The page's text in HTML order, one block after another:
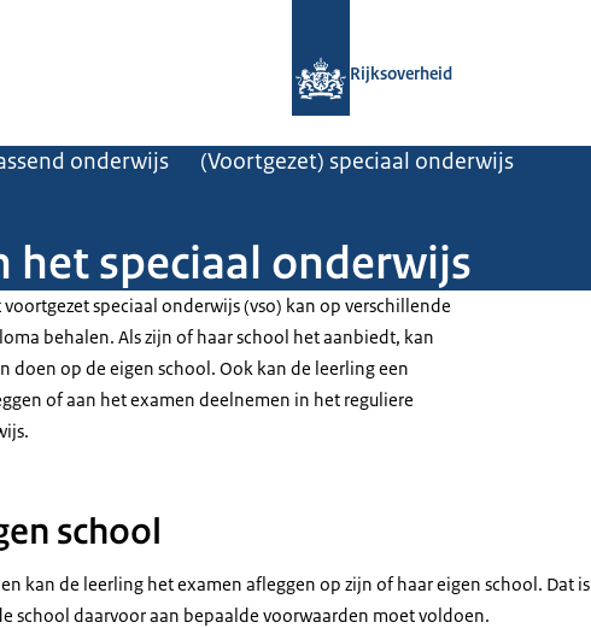
Rijksoverheid
onderwijs (Voortgezet) speciaal onderwijs
het speciaal onderwijs
speciaal onderwijs (vso) kan op verschillende
behalen. Als zijn of haar school het aanbiedt, kan
doen op de eigen school. Ook kan de leerling een
of aan het examen deelnemen in het reguliere
school
kan de leerling het examen afleggen op zijn of haar eigen school. Dat
school daarvoor aan bepaalde voorwaarden moet voldoen.